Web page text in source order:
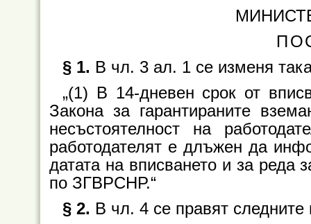
§ 1. В чл. 3 ал. 1 се изменя
„(1) В 14-дневен срок от
Закона за гарантираните
несъстоятелност на
работодателят е длъжен да
датата на вписването и за реда
по ЗГВРСНР.“
§ 2. В чл. 4 се правят следните